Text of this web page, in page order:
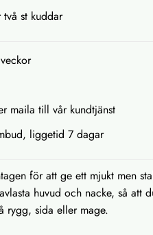
st kuddar
maila till vår kundtjänst
liggetid 7 dagar
för att ge ett mjukt men
huvud och nacke, så att
rygg, sida eller mage.